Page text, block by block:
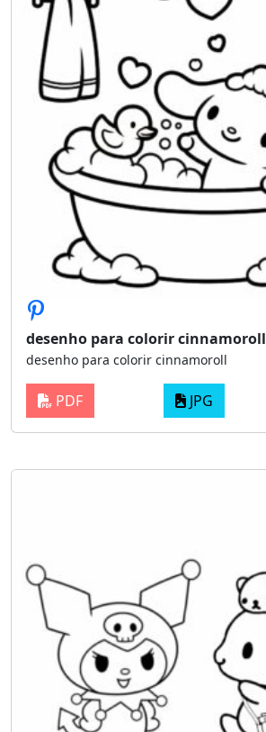
desenho para colorir cinnamoroll
desenho para colorir cinnamoroll
PDF JPG